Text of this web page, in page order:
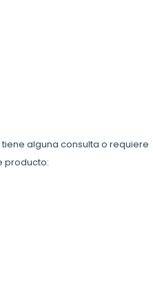
tiene alguna consulta o requiere
producto: